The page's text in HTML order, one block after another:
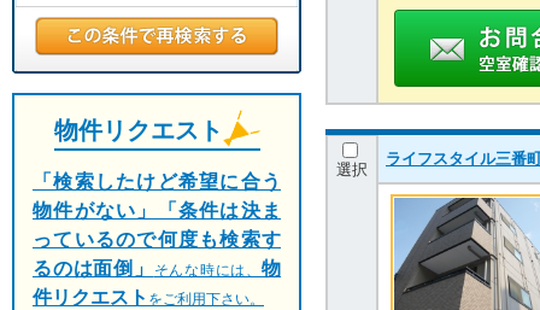
選択
ライフスタイル三
物件リクエスト
「検索したけど希望に合う
物件がない」「条件は決ま
っているので何度も検索す
るのは面倒」
そんな時には、物
件リクエスト をご利用下さい。